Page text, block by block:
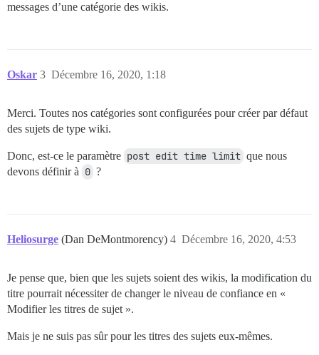
messages d’une catégorie des wikis.
Oskar Décembre 16, 2020, 1:18
3
Merci. Toutes nos catégories sont configurées pour créer par défaut
des sujets de type wiki.
Donc, est-ce le paramètre post edit time limit que nous
devons définir à 0 ?
Heliosurge (Dan DeMontmorency) Décembre 16, 2020, 4:53
4
Je pense que, bien que les sujets soient des wikis, la modification du
titre pourrait nécessiter de changer le niveau de confiance en «
Modifier les titres de sujet ».
Mais je ne suis pas sûr pour les titres des sujets eux-mêmes.